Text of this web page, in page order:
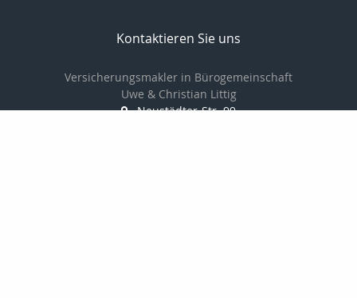
Kontaktieren Sie uns
Versicherungsmakler in Bürogemeinschaft
Uwe & Christian Littig
Neustädter-Str. 99